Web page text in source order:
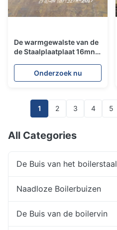
De warmgewalste van de
de Staalplaatplaat 16mn
Boilerlegering Structuur
van de het Mangaan Lage
Onderzoek nu
1 2 3 4 5
All Categories
De Buis van het boilerstaal
Naadloze Boilerbuizen
De Buis van de boilervin